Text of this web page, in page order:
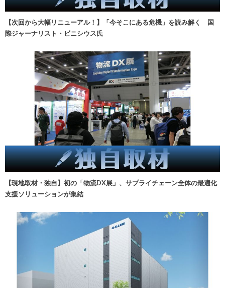
【次回から大幅リニューアル！】「今そこにある危機」を読み解く 国
際ジャーナリスト・ビニシウス氏
【現地取材・独自】初の「物流DX展」、サプライチェーン全体の最適化
支援ソリューションが集結